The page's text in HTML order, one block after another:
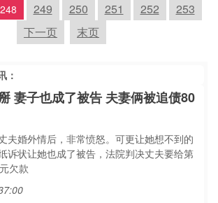
248 249 250 251 252
253
下一页
末页
：
妻子也成了被告 夫妻俩被追债80
夫婚外情后，非常愤怒。可更让她想不到的
诉状让她也成了被告，法院判决丈夫要给第
欠款